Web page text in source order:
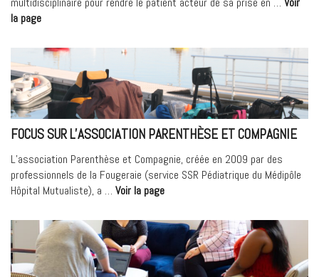
la page« Parcours
chirurgie
colique
au
Médipôle
Hôpital
Privé »
FOCUS SUR L’ASSOCIATION PARENTHÈSE ET COMPAGNIE
L’association Parenthèse et Compagnie, créée en 2009 par des
professionnels de la Fougeraie (service SSR Pédiatrique du Médipôle
Hôpital Mutualiste), a … Voir la page« Focus
l’association
Parenthèse
et
Compagnie »